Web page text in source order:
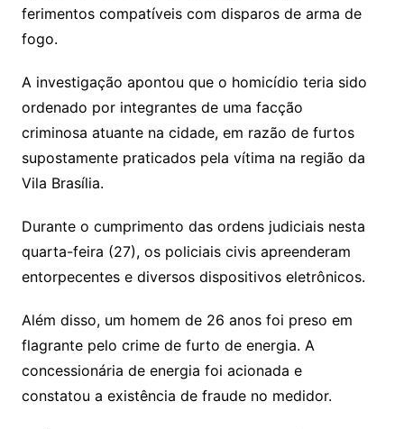
ferimentos compatíveis com disparos de arma de
fogo.
A investigação apontou que o homicídio teria sido
ordenado por integrantes de uma facção
criminosa atuante na cidade, em razão de furtos
supostamente praticados pela vítima na região da
Vila Brasília.
Durante o cumprimento das ordens judiciais nesta
quarta-feira (27), os policiais civis apreenderam
entorpecentes e diversos dispositivos eletrônicos.
Além disso, um homem de 26 anos foi preso em
flagrante pelo crime de furto de energia. A
concessionária de energia foi acionada e
constatou a existência de fraude no medidor.